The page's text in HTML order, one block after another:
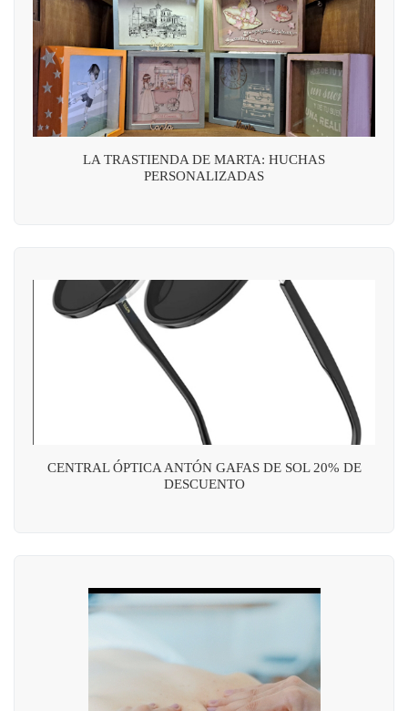
LA TRASTIENDA DE MARTA: HUCHAS
PERSONALIZADAS
CENTRAL ÓPTICA ANTÓN GAFAS DE SOL 20% DE
DESCUENTO